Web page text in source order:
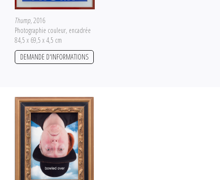
Thump, 2016
Photographie couleur, encadrée
84,5 x 69,5 x 4,5 cm
DEMANDE D'INFORMATIONS